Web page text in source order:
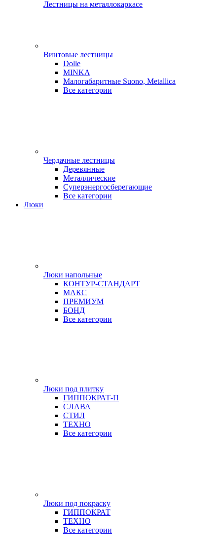
Лестницы на металлокаркасе
Винтовые лестницы
Dolle
MINKA
Малогабаритные Suono, Metallica
Все категории
Чердачные лестницы
Деревянные
Металлические
Суперэнергосберегающие
Все категории
Люки
Люки напольные
КОНТУР-СТАНДАРТ
МАКС
ПРЕМИУМ
БОНД
Все категории
Люки под плитку
ГИППОКРАТ-П
СЛАВА
СТИЛ
ТЕХНО
Все категории
Люки под покраску
ГИППОКРАТ
ТЕХНО
Все категории